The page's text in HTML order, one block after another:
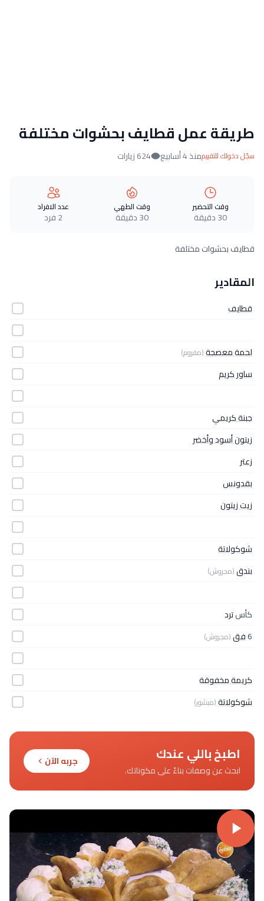
طريقة عمل قطايف بحشوات مختلفة
سجّل دخولك للتقييممنذ 4 أسابيع 624 زيارات
وقت التحضير
30 دقيقة
وقت الطهي
30 دقيقة
عدد الافراد
2 فرد
قطايف بحشوات مختلفة
المقادير
قطايف
لحمة معصجة(مفروم)
ساور كريم
جبنة كريمي
زيتون أسود وأخضر
زعتر
بقدونس
زيت زيتون
شوكولاتة
بندق(مجروش)
كأسترد
6فق(مجروش)
كريمة مخفوقة
شوكولاتة(مبشور)
اطبخ باللي عندك
ابحث عن وصفات بناءً على مكوناتك.
جربه الآن